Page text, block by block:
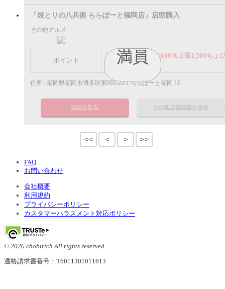
満員
「焼とりの八兵衛 ららぽーと福岡店」店頭購入
その他グルメ
ポイント
謝礼： 飲食代金の100％上限1,500ちょ
ポイント
住所 : 福岡県福岡市博多区那珂6-23-1 ららぽーと福岡 1F
詳細を見る その他店舗情報を表示
<< < > >>
FAQ
お問い合わせ
会社概要
利用規約
プライバシーポリシー
カスタマーハラスメント対応ポリシー
© 2026 chobirich All rights reserved.
適格請求書番号：T6011301011613